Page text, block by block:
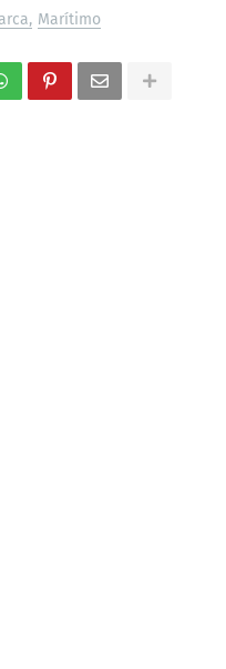
Marítimo